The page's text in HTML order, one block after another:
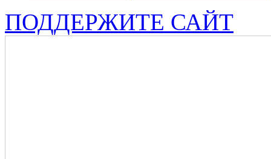
ПОДДЕРЖИТЕ САЙТ